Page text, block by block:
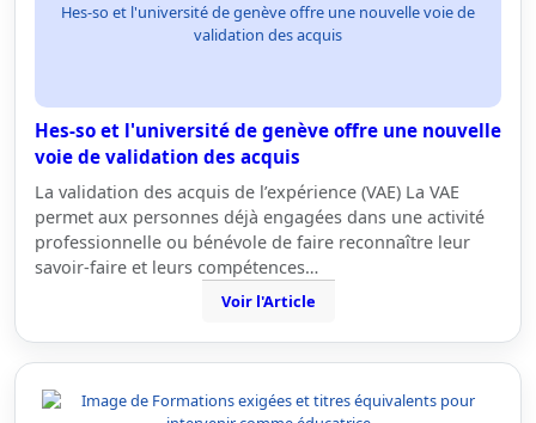
Hes-so et l'université de genève offre une nouvelle voie de
validation des acquis
Hes-so et l'université de genève offre une nouvelle
voie de validation des acquis
La validation des acquis de l’expérience (VAE) La VAE
permet aux personnes déjà engagées dans une activité
professionnelle ou bénévole de faire reconnaître leur
savoir-faire et leurs compétences…
Voir l'Article